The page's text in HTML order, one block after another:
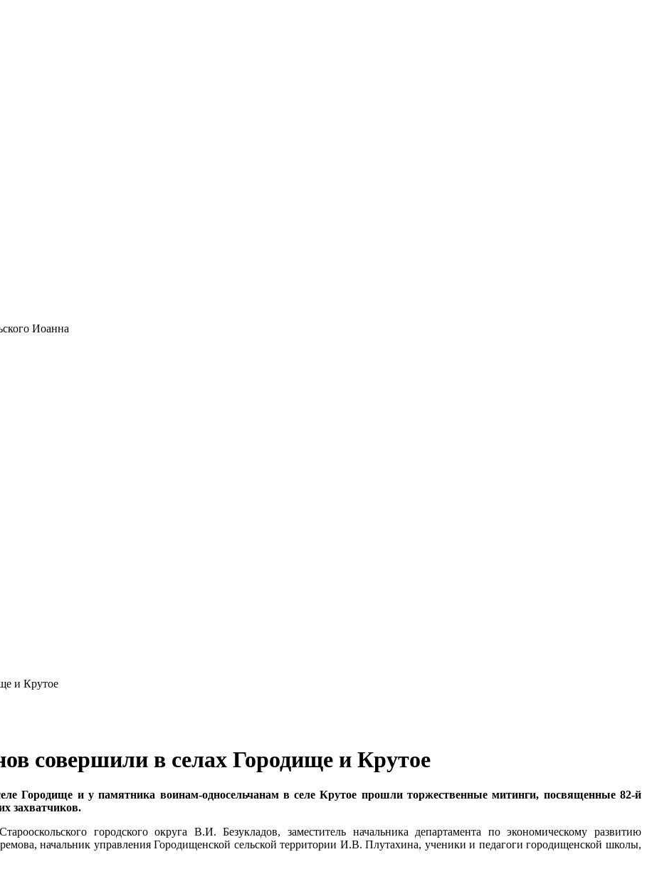
Иоанна
совершили в селах Городище и Крутое
Городище и у памятника воинам-односельчанам в селе Крутое прошли торжественные митинги, посвященные 82-й
захватчиков.
городского округа В.И. Безукладов, заместитель начальника департамента по экономическому развитию
начальник управления Городищенской сельской территории И.В. Плутахина, ученики и педагоги городищенской школы,